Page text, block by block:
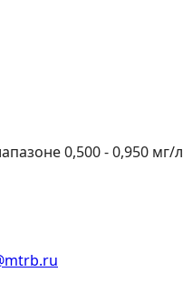
0,500 - 0,950 мг/л